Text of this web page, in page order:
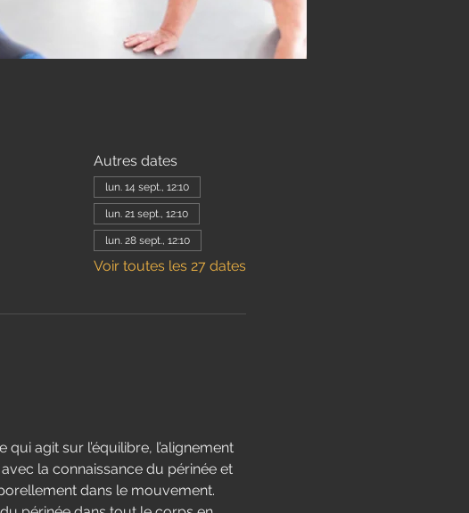
Autres dates
lun. 14 sept., 12:10
lun. 21 sept., 12:10
lun. 28 sept., 12:10
Voir toutes les 27 dates
agit sur l’équilibre, l’alignement
la connaissance du périnée et
dans le mouvement.